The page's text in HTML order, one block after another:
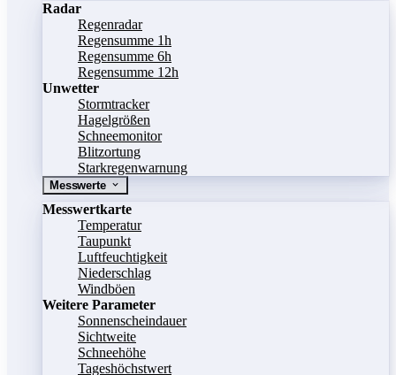
Radar
Regenradar
Regensumme 1h
Regensumme 6h
Regensumme 12h
Unwetter
Stormtracker
Hagelgrößen
Schneemonitor
Blitzortung
Starkregenwarnung
Messwerte
Messwertkarte
Temperatur
Taupunkt
Luftfeuchtigkeit
Niederschlag
Windböen
Weitere Parameter
Sonnenscheindauer
Sichtweite
Schneehöhe
Tageshöchstwert